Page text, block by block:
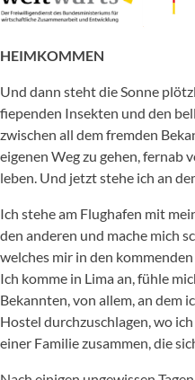
HEIMKOMMEN
Und dann steht die Sonne
fiependen Insekten und den
zwischen all dem fremden
eigenen Weg zu gehen, fernab
leben. Und jetzt stehe ich an
Ich stehe am Flughafen mit
den anderen und mache mich
welches mir in den
Ich komme in Lima an, fühle
Bekannten, von allem, an dem
Hostel durchzuschlagen, wo
einer Familie zusammen, die